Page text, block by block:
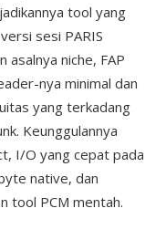
tool yang
sesi PARIS
niche, FAP
nya minimal dan
yang terkadang
Keunggulannya
I/O yang cepat pada
native, dan
tool PCM mentah.